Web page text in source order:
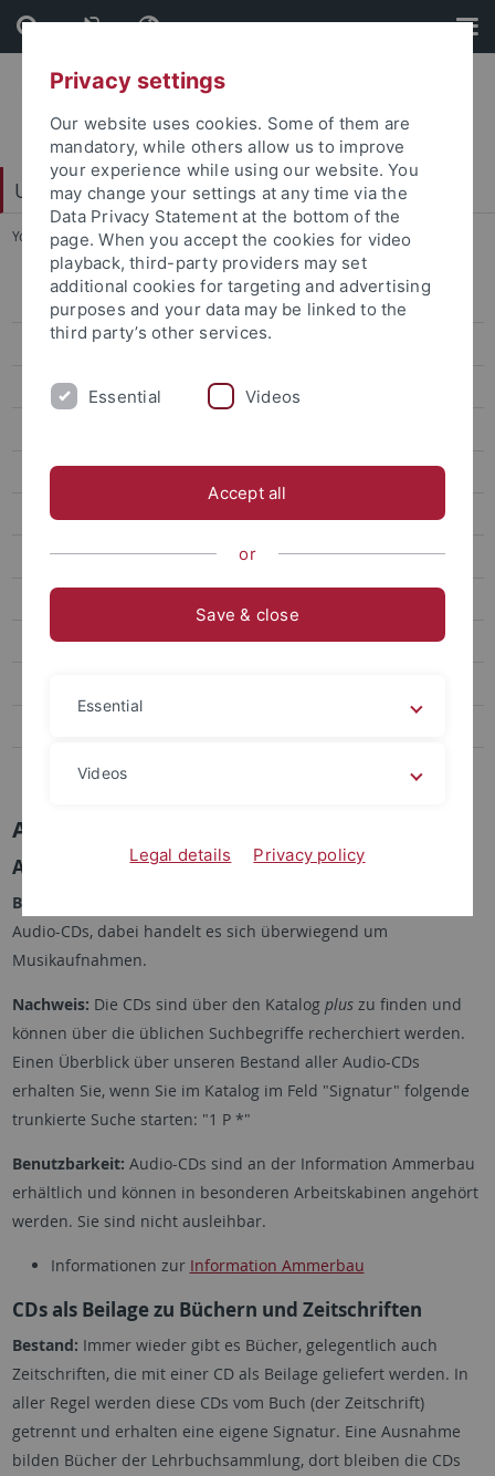
Skip
to
content
Skip
to
footer
Universitätsbibliothek
You are here: Startseite ... Medienstandorte
Ausweis
Ausleihen
Medienstandorte
Freihand-Ausleihbestand
Bestellbestand
Abholbereiche
Exmatrikulation & Abmeldung
Audiovisuelle Medien
Audio-CDs
Bestand:
Audio-CDs, dabei handelt es sich überwiegend um
Musikaufnahmen.
Nachweis: Die CDs sind über den Katalog plus zu finden und
können über die üblichen Suchbegriffe recherchiert werden.
Einen Überblick über unseren Bestand aller Audio-CDs
erhalten Sie, wenn Sie im Katalog im Feld "Signatur" folgende
trunkierte Suche starten: "1 P *"
Benutzbarkeit: Audio-CDs sind an der Information Ammerbau
erhältlich und können in besonderen Arbeitskabinen angehört
werden. Sie sind nicht ausleihbar.
Informationen zur Information Ammerbau
CDs als Beilage zu Büchern und Zeitschriften
Bestand: Immer wieder gibt es Bücher, gelegentlich auch
Zeitschriften, die mit einer CD als Beilage geliefert werden. In
aller Regel werden diese CDs vom Buch (der Zeitschrift)
getrennt und erhalten eine eigene Signatur. Eine Ausnahme
bilden Bücher der Lehrbuchsammlung, dort bleiben die CDs
Privacy settings
Our website uses cookies. Some of them are
mandatory, while others allow us to improve
your experience while using our website. You
may change your settings at any time via the
Data Privacy Statement at the bottom of the
page. When you accept the cookies for video
playback, third-party providers may set
additional cookies for targeting and advertising
purposes and your data may be linked to the
third party’s other services.
Essential Videos
Accept all
or
Save & close
Essential
Videos
Legal details Privacy policy